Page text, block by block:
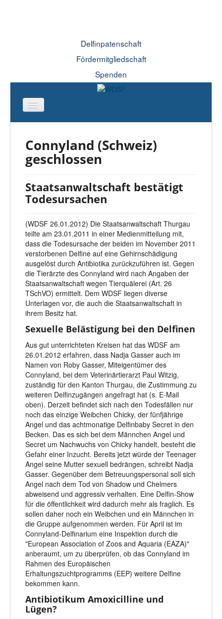
Delfinpatenschaft
Fördermitgliedschaft
Spenden
Connyland (Schweiz)
geschlossen
Staatsanwaltschaft bestätigt
Todesursachen
(WDSF 26.01.2012) Die Staatsanwaltschaft Thurgau
teilte am 23.01.2011 in einer Medienmitteilung mit,
dass die Todesursache der beiden im November 2011
verstorbenen Delfine auf eine Gehirnschädigung
ausgelöst durch Antibiotika zurückzuführen ist. Gegen
die Tierärzte des Connyland wird nach Angaben der
Staatsanwaltschaft wegen Tierquälerei (Art. 26
TSchVO) ermittelt. Dem WDSF liegen diverse
Unterlagen vor, die auch die Staatsanwaltschaft in
ihrem Besitz hat.
Sexuelle Belästigung bei den Delfinen
Aus gut unterrichteten Kreisen hat das WDSF am
26.01.2012 erfahren, dass Nadja Gasser auch im
Namen von Roby Gasser, Miteigentümer des
Connyland, bei dem Veterinärtierarzt Paul Witzig,
zuständig für den Kanton Thurgau, die Zustimmung zu
weiteren Delfinzugängen angefragt hat (s. E-Mail
oben). Derzeit befindet sich nach den Todesfällen nur
noch das einzige Weibchen Chicky, der fünfjährige
Angel und das achtmonatige Delfinbaby Secret in den
Becken. Das es sich bei dem Männchen Angel und
Secret um Nachwuchs von Chicky handelt, besteht die
Gefahr einer Inzucht. Bereits jetzt würde der Teenager
Angel seine Mutter sexuell bedrängen, schreibt Nadja
Gasser. Gegenüber dem Betreuungspersonal soll sich
Angel nach dem Tod von Shadow und Chelmers
abweisend und aggressiv verhalten. Eine Delfin-Show
für die öffentlichkeit wird dadurch mehr als fraglich. Es
sollen daher noch ein Weibchen und ein Männchen in
die Gruppe aufgenommen werden. Für April ist im
Connyland-Delfinarium eine Inspektion durch die
"European Association of Zoos and Aquaria (EAZA)"
anberaumt, um zu überprüfen, ob das Connyland im
Rahmen des Europäischen
Erhaltungszuchtprogramms (EEP) weitere Delfine
bekommen kann.
Antibiotikum Amoxicilline und
Lügen?